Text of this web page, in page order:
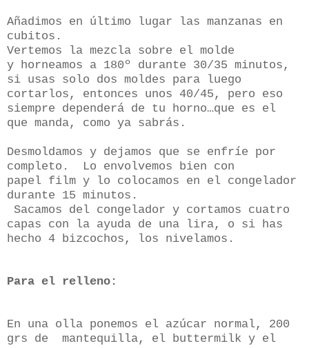
Añadimos en último lugar las manzanas en
cubitos.
Vertemos la mezcla sobre el molde
y horneamos a 180º durante 30/35 minutos,
si usas solo dos moldes para luego
cortarlos, entonces unos 40/45, pero eso
siempre dependerá de tu horno…que es el
que manda, como ya sabrás.
Desmoldamos y dejamos que se enfríe por
completo. Lo envolvemos bien con
papel film y lo colocamos en el congelador
durante 15 minutos.
Sacamos del congelador y cortamos cuatro
capas con la ayuda de una lira, o si has
hecho 4 bizcochos, los nivelamos.
Para el relleno:
En una olla ponemos el azúcar normal, 200
grs de mantequilla, el buttermilk y el